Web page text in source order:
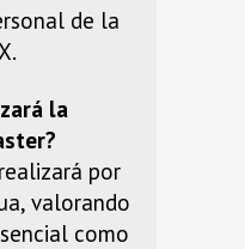
de la
la
por
valorando
como